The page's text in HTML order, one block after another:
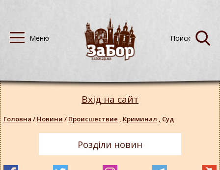
Вхід на сайт
Головна / Новини / Происшествие , Криминал , Суд
Розділи новин